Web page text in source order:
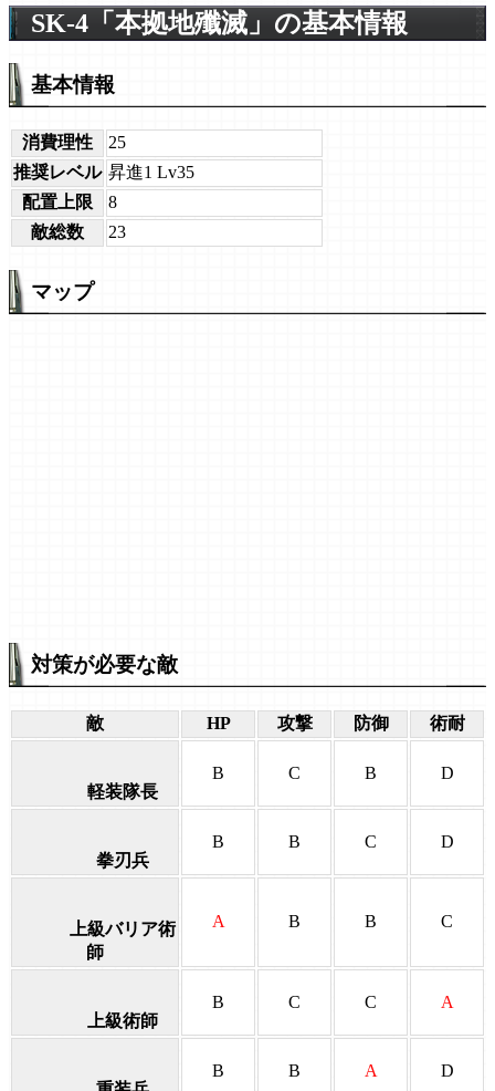
SK-4「本拠地殲滅」の基本情報
基本情報
消費理性
25
推奨レベル 昇進1 Lv35
配置上限
8
敵総数
23
マップ
対策が必要な敵
敵 HP 攻撃 防御 術耐
軽装隊長
B C B D
拳刃兵
B B C D
上級バリア術
師
A B B C
上級術師
B C C A
B B A D